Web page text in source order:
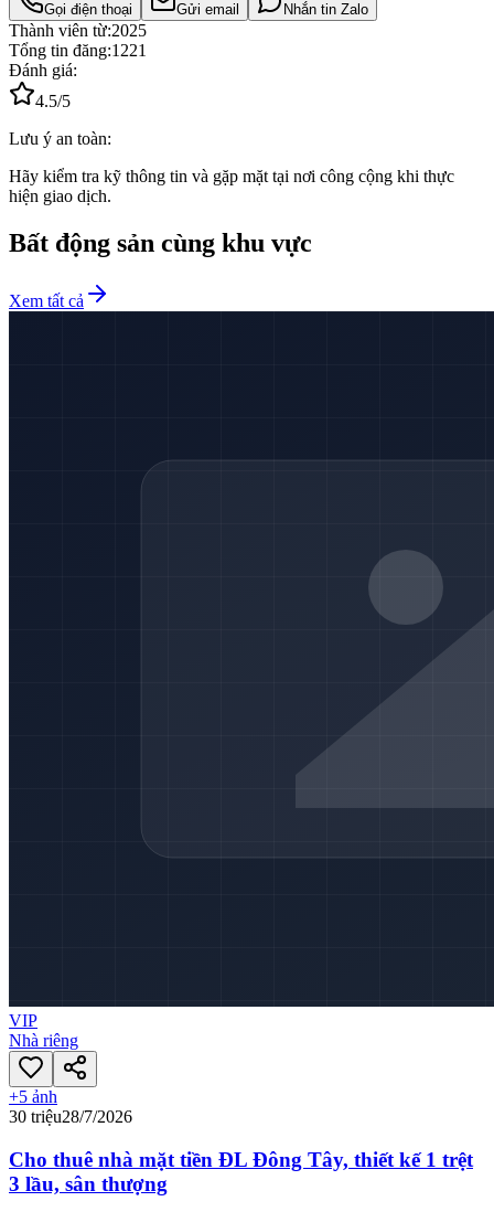
Gọi điện thoại Gửi email Nhắn tin Zalo
Thành viên từ:2025
Tổng tin đăng:1221
Đánh giá:
4.5/5
Lưu ý an toàn:
Hãy kiểm tra kỹ thông tin và gặp mặt tại nơi công cộng khi thực
hiện giao dịch.
Bất động sản cùng khu vực
Xem tất cả
VIP
Nhà riêng
+5 ảnh
30 triệu28/7/2026
Cho thuê nhà mặt tiền ĐL Đông Tây, thiết kế 1 trệt
3 lầu, sân thượng